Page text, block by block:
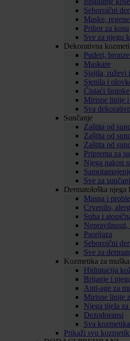
Seboroični
Maske,
Pribor za kosu
Sve za njegu
Dekorativna
Puderi,
Maskare
Sjajila, ruževi
Sjenila i
Čistaći šminke
Mirisne linije i
Sva
Sunčanje
Zaštita od
Zaštita od
Zaštita od
Priprema za
Njega nakon
Sve za
Dermatološka njega
Masna i
Crvenilo,
Suha i
Psorijaza
Seboroični
Sve za
Kozmetika za
Hidratacija
Brijanje i
Anti-age za
Mirisne linije
Njega tijela
Dezodoransi
Sva
Prikaži svu